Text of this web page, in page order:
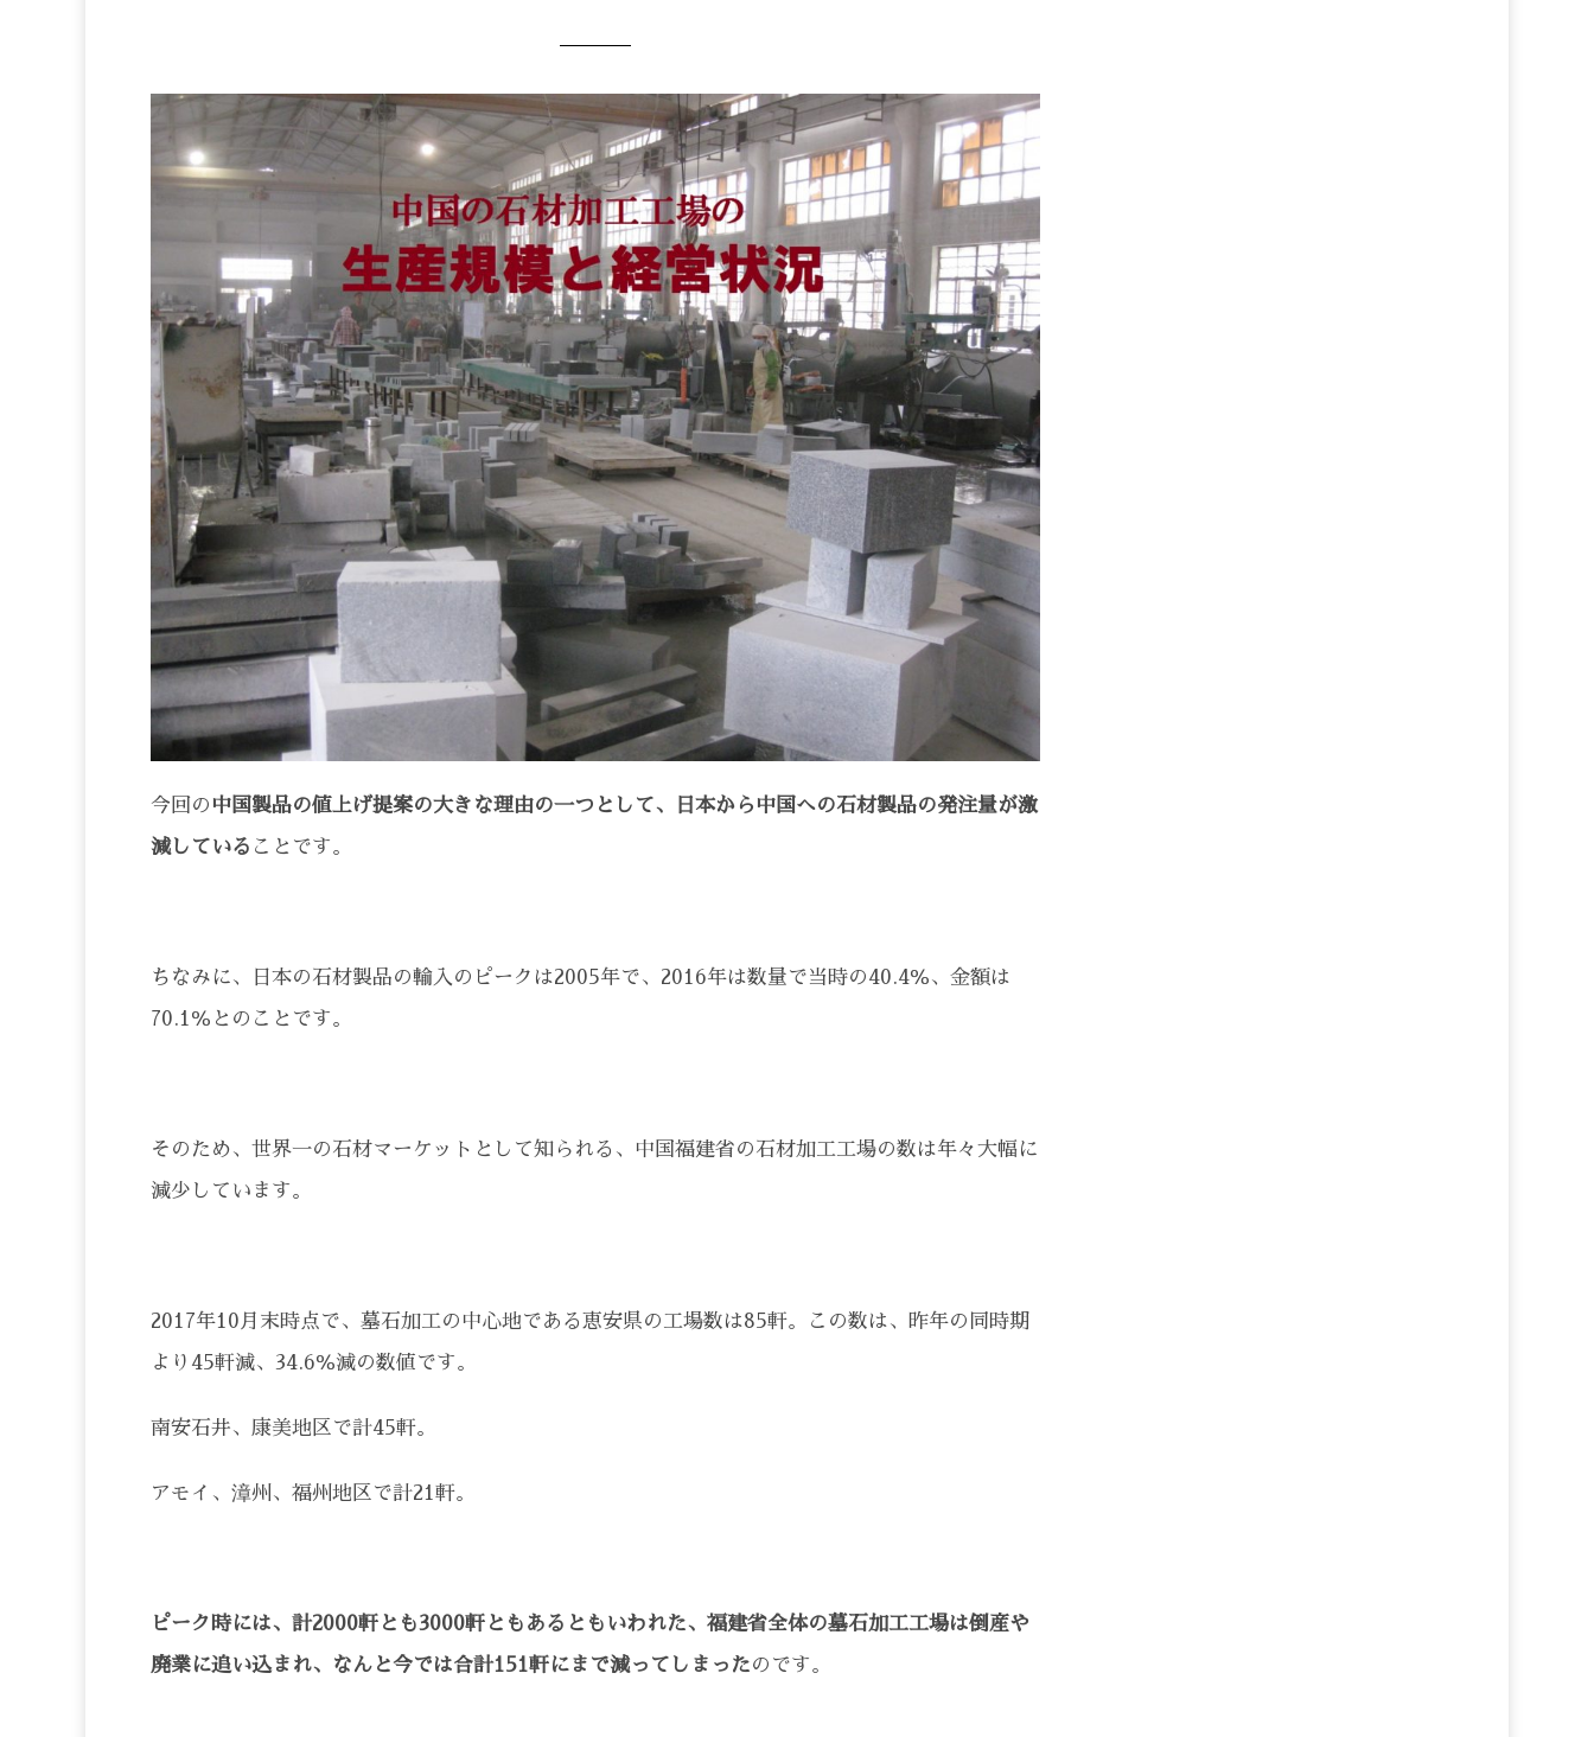
今回の 中国製品の値上げ提案の大きな理由の一つとして、日本から中国への石材製品の発注量が激
減している ことです。
ちなみに、日本の石材製品の輸入のピークは2005年で、2016年は数量で当時の40.4％、金額は
70.1％とのことです。
そのため、世界一の石材マーケットとして知られる、中国福建省の石材加工工場の数は年々大幅に
減少しています。
2017年10月末時点で、墓石加工の中心地である恵安県の工場数は85軒。この数は、昨年の同時期
より45軒減、34.6％減の数値です。
南安石井、康美地区で計45軒。
アモイ、漳州、福州地区で計21軒。
ピーク時には、計2000軒とも3000軒ともあるともいわれた、福建省全体の墓石加工工場は倒産や
廃業に追い込まれ、なんと今では合計151軒にまで減ってしまったのです。